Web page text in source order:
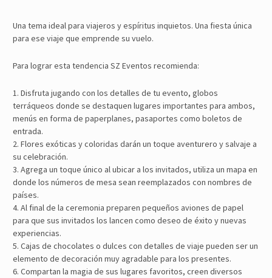
Una tema ideal para viajeros y espíritus inquietos. Una fiesta única
para ese viaje que emprende su vuelo.
Para lograr esta tendencia SZ Eventos recomienda:
1. Disfruta jugando con los detalles de tu evento, globos
terráqueos donde se destaquen lugares importantes para ambos,
menús en forma de paperplanes, pasaportes como boletos de
entrada.
2. Flores exóticas y coloridas darán un toque aventurero y salvaje a
su celebración.
3. Agrega un toque único al ubicar a los invitados, utiliza un mapa en
donde los números de mesa sean reemplazados con nombres de
países.
4. Al final de la ceremonia preparen pequeños aviones de papel
para que sus invitados los lancen como deseo de éxito y nuevas
experiencias.
5. Cajas de chocolates o dulces con detalles de viaje pueden ser un
elemento de decoración muy agradable para los presentes.
6. Compartan la magia de sus lugares favoritos, creen diversos